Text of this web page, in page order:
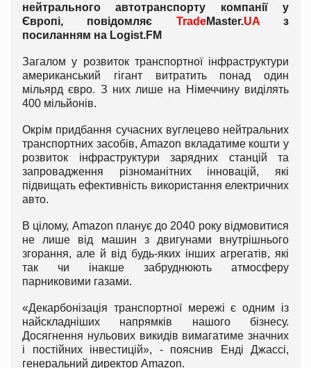
нейтрального автотранспорту компанії у
Європі, повідомляє TradeMaster.UAз
посиланням на Logist.FM
Загалом у розвиток транспортної інфраструктури
американський гігант витратить понад один
мільярд євро. З них лише на Німеччину виділять
400 мільйонів.
Окрім придбання сучасних вуглецево нейтральних
транспортних засобів, Amazon вкладатиме кошти у
розвиток інфраструктури зарядних станцій та
запровадження різноманітних інновацій, які
підвищать ефективність використання електричних
авто.
В цілому, Amazon планує до 2040 року відмовитися
не лише від машин з двигунами внутрішнього
згорання, але й від будь-яких інших агрегатів, які
так чи інакше забруднюють атмосферу
парниковими газами.
«Декарбонізація транспортної мережі є одним із
найскладніших напрямків нашого бізнесу.
Досягнення нульових викидів вимагатиме значних
і постійних інвестицій», - пояснив Енді Джассі,
генеральний директор Amazon.